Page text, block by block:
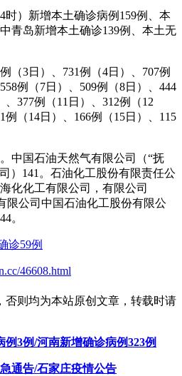
时）新增本土确诊病例159例、本
青岛新增本土确诊139例、本土无
（3日）、731例（4日）、707例
例（7日）、509例（8日）、444
377例（11日）、312例（12
例（14日）、166例（15日）、115
中国石油天然气有限公司（“抚
）141。石油化工股份有限责任公
化化工有限公司，有限公司
限公司中国石油化工股份有限公
。
诊59例
46608.html
否则均为本站原创文章，转载时请
3例/河南新增确诊病例323例
通告/石家庄疫情公告